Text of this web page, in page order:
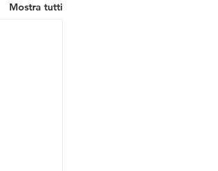
Mostra tutti